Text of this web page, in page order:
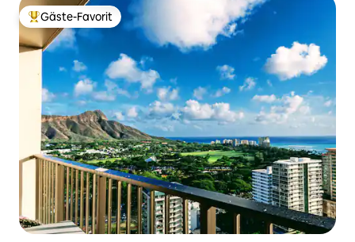
Beliebter Gäste-Favorit.
Gäste-Favorit